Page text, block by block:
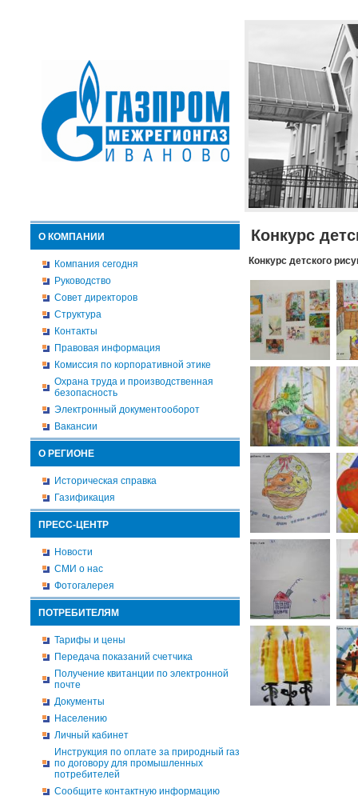
О КОМПАНИИ
Компания сегодня
Руководство
Совет директоров
Структура
Контакты
Правовая информация
Комиссия по корпоративной этике
Охрана труда и производственная
безопасность
Электронный документооборот
Вакансии
О РЕГИОНЕ
Историческая справка
Газификация
ПРЕСС-ЦЕНТР
Новости
СМИ о нас
Фотогалерея
ПОТРЕБИТЕЛЯМ
Тарифы и цены
Передача показаний счетчика
Получение квитанции по электронной
почте
Документы
Населению
Личный кабинет
Инструкция по оплате за природный газ
по договору для промышленных
потребителей
Сообщите контактную информацию
Конкурс
Конкурс детского